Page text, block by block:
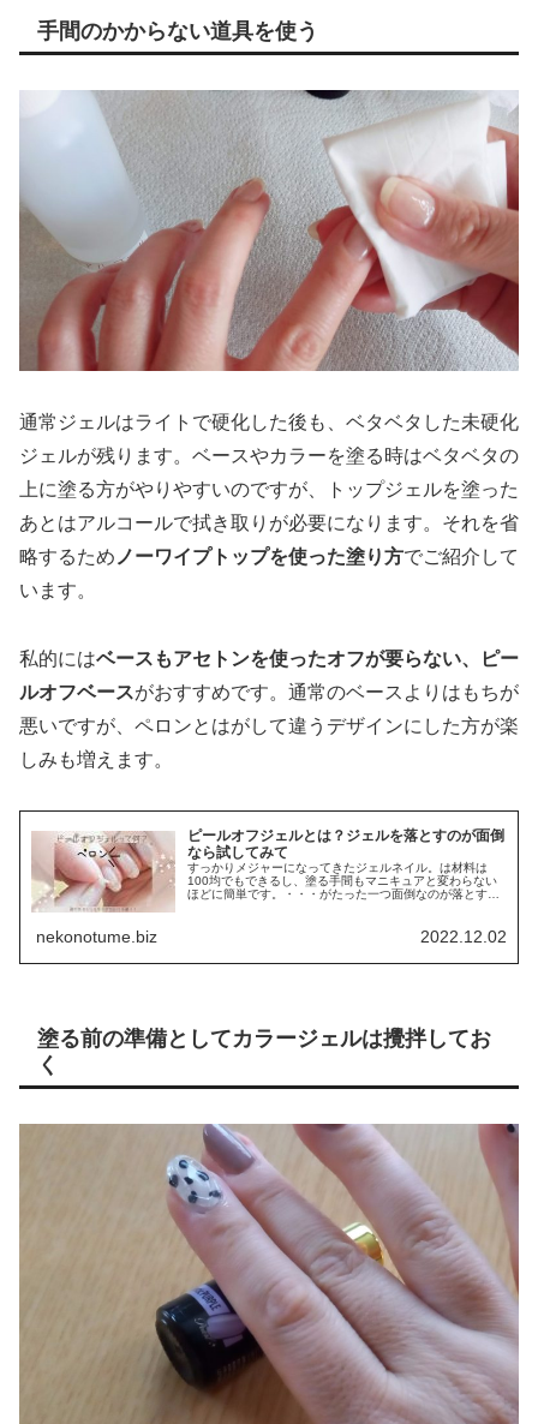
手間のかからない道具を使う
通常ジェルはライトで硬化した後も、ベタベタした未硬化
ジェルが残ります。ベースやカラーを塗る時はベタベタの
上に塗る方がやりやすいのですが、トップジェルを塗った
あとはアルコールで拭き取りが必要になります。それを省
略するため ノーワイプトップを使った塗り方でご紹介して
います。
私的にはベースもアセトンを使ったオフが要らない、ピー
ルオフベースがおすすめです。通常のベースよりはもちが
悪いですが、ペロンとはがして違うデザインにした方が楽
しみも増えます。
ピールオフジェルとは？ジェルを落とすのが面倒
なら試してみて
すっかりメジャーになってきたジェルネイル。は材料は
100均でもできるし、塗る手間もマニキュアと変わらない
ほどに簡単です。・・・がたった一つ面倒なのが落とす
nekonotume.biz 2022.12.02
塗る前の準備としてカラージェルは攪拌してお
く